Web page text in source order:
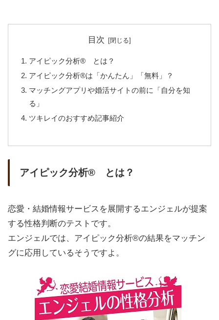
目次
アイピック分析® とは？
アイピック分析®は「かんたん」「無料」？
マッチングアプリや婚活サイトの前に「自分を知
る」
ツキレイのおすすめ記事紹介
アイピック分析® とは？
恋愛・結婚情報サービスを展開するエンジェルが提案
する性格判断のテストです。
エンジェルでは、アイピック分析®の結果をマッチン
グに応用しているそうですよ。